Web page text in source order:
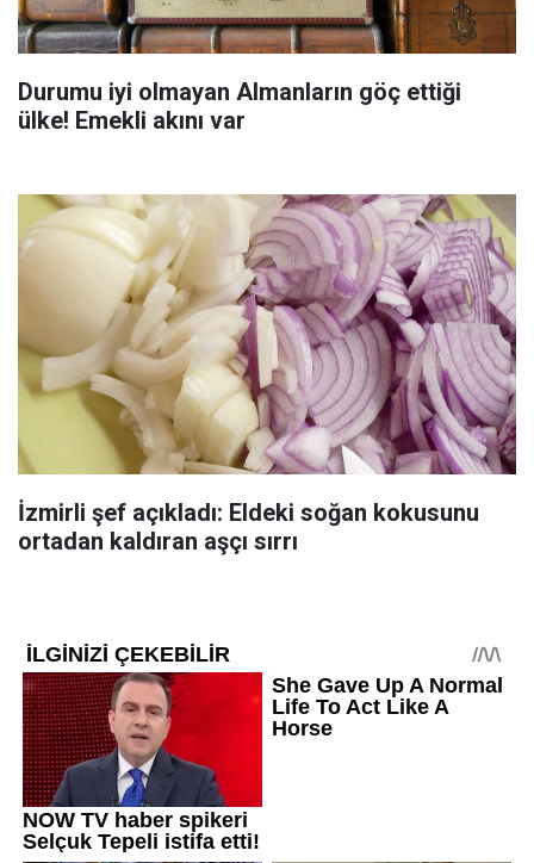
Durumu iyi olmayan Almanların göç ettiği
ülke! Emekli akını var
İzmirli şef açıkladı: Eldeki soğan kokusunu
ortadan kaldıran aşçı sırrı